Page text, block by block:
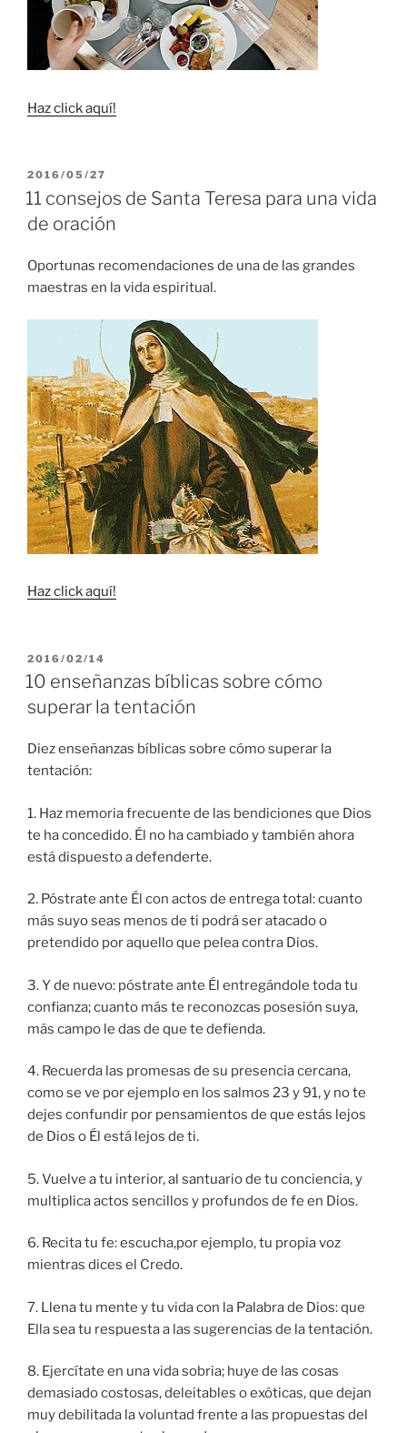
Haz click aquí!
PUBLICADO
EL
2016/05/27
11 consejos de Santa Teresa para una vida
de oración
Oportunas recomendaciones de una de las grandes
maestras en la vida espiritual.
Haz click aquí!
PUBLICADO
EL
2016/02/14
10 enseñanzas bíblicas sobre cómo
superar la tentación
Diez enseñanzas bíblicas sobre cómo superar la
tentación:
1. Haz memoria frecuente de las bendiciones que Dios
te ha concedido. Él no ha cambiado y también ahora
está dispuesto a defenderte.
2. Póstrate ante Él con actos de entrega total: cuanto
más suyo seas menos de ti podrá ser atacado o
pretendido por aquello que pelea contra Dios.
3. Y de nuevo: póstrate ante Él entregándole toda tu
confianza; cuanto más te reconozcas posesión suya,
más campo le das de que te defienda.
4. Recuerda las promesas de su presencia cercana,
como se ve por ejemplo en los salmos 23 y 91, y no te
dejes confundir por pensamientos de que estás lejos
de Dios o Él está lejos de ti.
5. Vuelve a tu interior, al santuario de tu conciencia, y
multiplica actos sencillos y profundos de fe en Dios.
6. Recita tu fe: escucha,por ejemplo, tu propia voz
mientras dices el Credo.
7. Llena tu mente y tu vida con la Palabra de Dios: que
Ella sea tu respuesta a las sugerencias de la tentación.
8. Ejercítate en una vida sobria; huye de las cosas
demasiado costosas, deleitables o exóticas, que dejan
muy debilitada la voluntad frente a las propuestas del